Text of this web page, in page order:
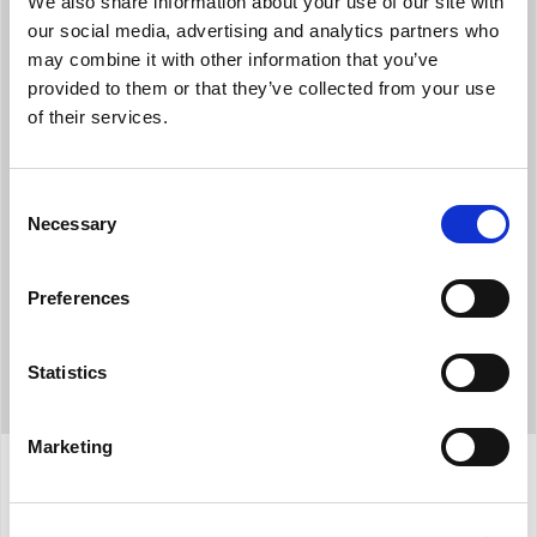
our social media, advertising and analytics partners who
may combine it with other information that you’ve
provided to them or that they’ve collected from your use
of their services.
Selection
Necessary
Preferences
Statistics
Marketing
REFRIGERANTE NATURALE